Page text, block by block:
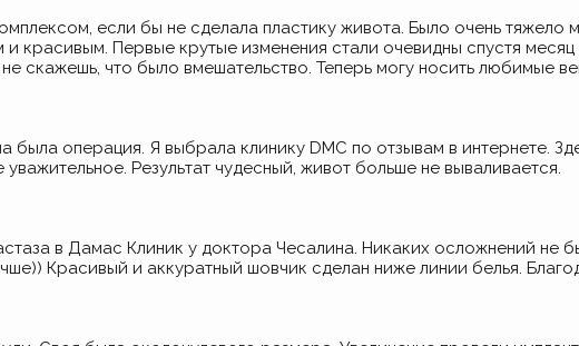
если бы не сделала пластику живота. Было очень тяжело
красивым. Первые крутые изменения стали очевидны спустя
скажешь, что было вмешательство. Теперь могу носить любимые
операция. Я выбрала клинику DMC по отзывам в интернете.
Результат чудесный, живот больше не вываливается.
в Дамас Клиник у доктора Чесалина. Никаких осложнений не
Красивый и аккуратный шовчик сделан ниже линии белья.